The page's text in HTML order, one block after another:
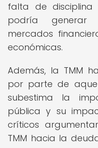
falta de
podría generar
mercados
económicas.
Además, la TMM
por parte de
subestima la
pública y su
críticos
TMM hacia la